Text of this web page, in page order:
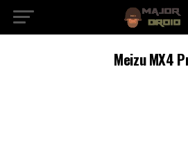
Meizu MX4